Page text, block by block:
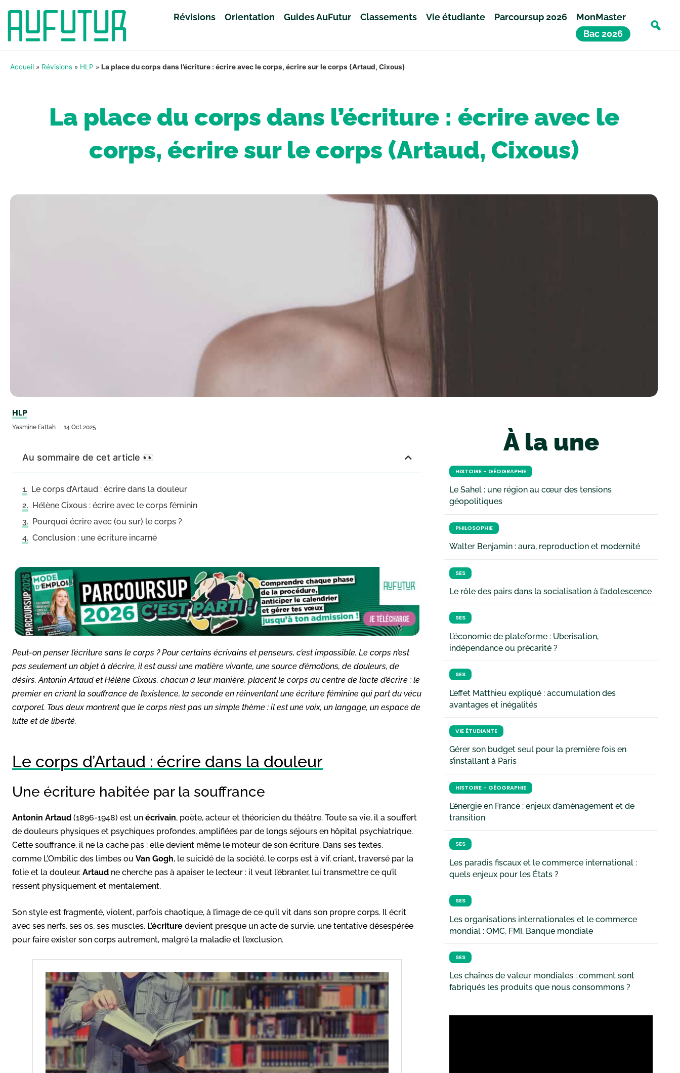
Révisions Orientation Guides AuFutur Classements Vie étudiante Parcoursup 2026
MonMaster
Bac 2026
Accueil » Révisions » HLP » La place du corps dans l’écriture : écrire avec le corps, écrire sur le corps (Artaud, Cixous)
La place du corps dans l’écriture : écrire avec le
corps, écrire sur le corps (Artaud, Cixous)
HLP
Yasmine Fattah 14 Oct 2025
Au sommaire de cet article 👀
Le corps d’Artaud : écrire dans la douleur
Hélène Cixous : écrire avec le corps féminin
Pourquoi écrire avec (ou sur) le corps ?
Conclusion : une écriture incarné
Peut-on penser l’écriture sans le corps ? Pour certains écrivains et penseurs, c’est impossible. Le corps n’est
pas seulement un objet à décrire, il est aussi une matière vivante, une source d’émotions, de douleurs, de
désirs. Antonin Artaud et Hélène Cixous, chacun à leur manière, placent le corps au centre de l’acte d’écrire : le
premier en criant la souffrance de l’existence, la seconde en réinventant une écriture féminine qui part du vécu
corporel. Tous deux montrent que le corps n’est pas un simple thème : il est une voix, un langage, un espace de
lutte et de liberté.
Le corps d’Artaud : écrire dans la douleur
Une écriture habitée par la souffrance
Antonin Artaud (1896-1948) est un écrivain, poète, acteur et théoricien du théâtre. Toute sa vie, il a souffert
de douleurs physiques et psychiques profondes, amplifiées par de longs séjours en hôpital psychiatrique.
Cette souffrance, il ne la cache pas : elle devient même le moteur de son écriture. Dans ses textes,
comme L’Ombilic des limbes ou Van Gogh, le suicidé de la société, le corps est à vif, criant, traversé par la
folie et la douleur. Artaud ne cherche pas à apaiser le lecteur : il veut l’ébranler, lui transmettre ce qu’il
ressent physiquement et mentalement.
Son style est fragmenté, violent, parfois chaotique, à l’image de ce qu’il vit dans son propre corps. Il écrit
avec ses nerfs, ses os, ses muscles. L’écriture devient presque un acte de survie, une tentative désespérée
pour faire exister son corps autrement, malgré la maladie et l’exclusion.
À la une
HISTOIRE - GÉOGRAPHIE
Le Sahel : une région au cœur des tensions
géopolitiques
PHILOSOPHIE
Walter Benjamin : aura, reproduction et modernité
SES
Le rôle des pairs dans la socialisation à l’adolescence
SES
L’économie de plateforme : Uberisation,
indépendance ou précarité ?
SES
L’effet Matthieu expliqué : accumulation des
avantages et inégalités
VIE ÉTUDIANTE
Gérer son budget seul pour la première fois en
s’installant à Paris
HISTOIRE - GÉOGRAPHIE
L’énergie en France : enjeux d’aménagement et de
transition
SES
Les paradis fiscaux et le commerce international :
quels enjeux pour les États ?
SES
Les organisations internationales et le commerce
mondial : OMC, FMI, Banque mondiale
SES
Les chaînes de valeur mondiales : comment sont
fabriqués les produits que nous consommons ?